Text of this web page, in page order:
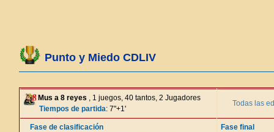
Punto y Miedo CDLIV
Mus a 8 reyes , 1 juegos, 40 tantos, 2 Jugadores
Tiempos de partida: 7"+1'
Todas las
Fase de clasificación
Fase final